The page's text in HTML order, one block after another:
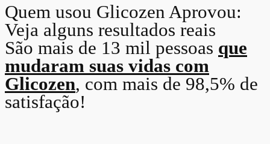
Quem usou Glicozen Aprovou:
Veja alguns resultados reais
São mais de 13 mil pessoas que
mudaram suas vidas com
Glicozen, com mais de 98,5% de
satisfação!